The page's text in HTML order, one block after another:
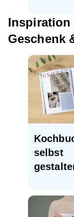
Inspiration
Geschenk
selbst